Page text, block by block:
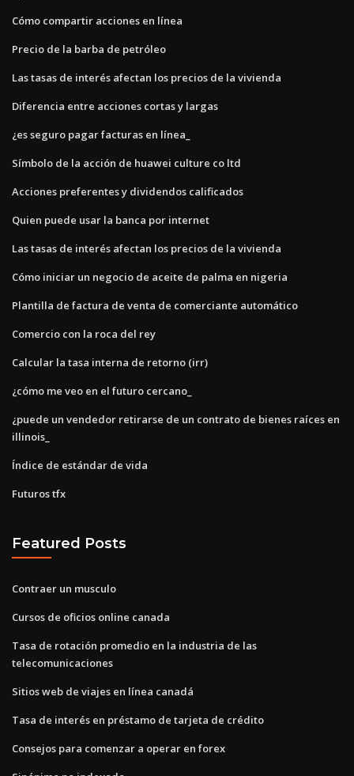
Cómo compartir acciones en línea
Precio de la barba de petróleo
Las tasas de interés afectan los precios de la vivienda
Diferencia entre acciones cortas y largas
¿es seguro pagar facturas en línea_
Símbolo de la acción de huawei culture co ltd
Acciones preferentes y dividendos calificados
Quien puede usar la banca por internet
Las tasas de interés afectan los precios de la vivienda
Cómo iniciar un negocio de aceite de palma en nigeria
Plantilla de factura de venta de comerciante automático
Comercio con la roca del rey
Calcular la tasa interna de retorno (irr)
¿cómo me veo en el futuro cercano_
¿puede un vendedor retirarse de un contrato de bienes raíces en
illinois_
Índice de estándar de vida
Futuros tfx
Featured Posts
Contraer un musculo
Cursos de oficios online canada
Tasa de rotación promedio en la industria de las
telecomunicaciones
Sitios web de viajes en línea canadá
Tasa de interés en préstamo de tarjeta de crédito
Consejos para comenzar a operar en forex